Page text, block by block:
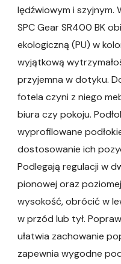
lędźwiowym i szyjnym.
SPC Gear SR400 BK
ekologiczną (PU) w
wyjątkową
przyjemna w dotyku.
fotela czyni z niego
biura czy pokoju.
wyprofilowane
dostosowanie ich
Podlegają regulacji w
pionowej oraz
wysokość, obrócić w
w przód lub tył.
ułatwia zachowanie
zapewnia wygodne